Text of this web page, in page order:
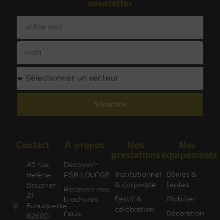
newsletter
S'inscrire
Contact
45 rue
Hélène
Boucher
ZI
Faouquette
82600
A propos
Découvrir
PSB LOUNGE
Recevoir nos
brochures
Nous
Nos
prestations
Institutionnel
& corporate
Festif &
célébration
Nos
équipements
Dômes &
tentes
Mobilier
Décoration